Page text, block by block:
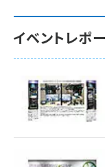
イベントレポ
【
5G！
2022年7
脱炭